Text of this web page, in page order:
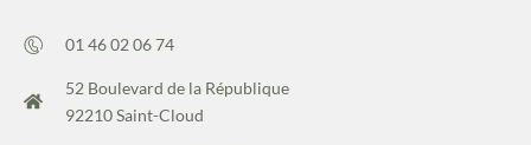
01 46 02 06 74
52 Boulevard de la République
92210 Saint-Cloud